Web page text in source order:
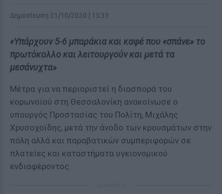
Δημοσίευση 21/10/2020 | 15:33
«Υπάρχουν 5-6 μπαράκια και καφέ που «σπάνε» το
πρωτόκολλο και λειτουργούν και μετά τα
μεσάνυχτα»
Μέτρα για να περιοριστεί η διασπορά του
κορωνοϊού στη Θεσσαλονίκη ανακοίνωσε ο
υπουργός Προστασίας του Πολίτη, Μιχάλης
Χρυσοχοϊδης, μετά την άνοδο των κρουσμάτων στην
πόλη αλλά και παραβατικών συμπεριφορών σε
πλατείες και καταστήματα υγειονομικού
ενδιαφέροντος.